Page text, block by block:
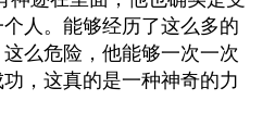
人。能够经历了这么多的
么危险，他能够一次一次
，这真的是一种神奇的力